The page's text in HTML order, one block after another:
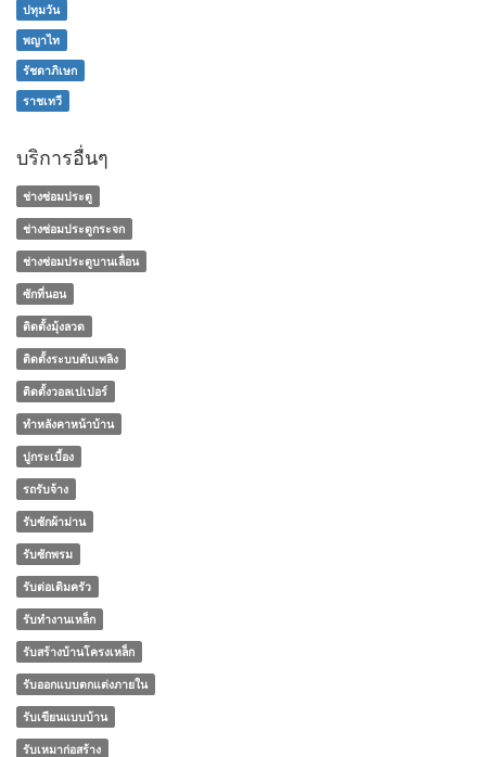
ปทุมวัน
พญาไท
รัชดาภิเษก
ราชเทวี
บริการอื่นๆ
ช่างซ่อมประตู
ช่างซ่อมประตูกระจก
ช่างซ่อมประตูบานเลื่อน
ซักที่นอน
ติดตั้งมุ้งลวด
ติดตั้งระบบดับเพลิง
ติดตั้งวอลเปเปอร์
ทําหลังคาหน้าบ้าน
ปูกระเบื้อง
รถรับจ้าง
รับซักผ้าม่าน
รับซักพรม
รับต่อเติมครัว
รับทำงานเหล็ก
รับสร้างบ้านโครงเหล็ก
รับออกแบบตกแต่งภายใน
รับเขียนแบบบ้าน
รับเหมาก่อสร้าง